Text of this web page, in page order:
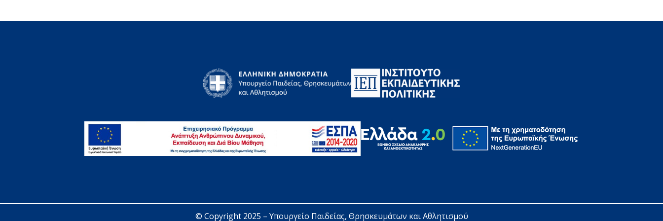
© Copyright 2025 – Υπουργείο Παιδείας, Θρησκευμάτων και Αθλητισμού